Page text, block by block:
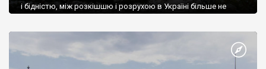
і бідністю, між розкішшю і розрухою в Україні більше не